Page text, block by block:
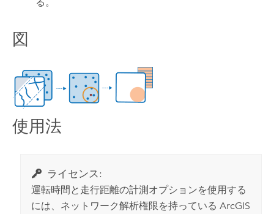
る。
図
使用法
ライセンス:
運転時間と走行距離の計測オプションを使用する
には、ネットワーク解析権限を持っているArcGIS